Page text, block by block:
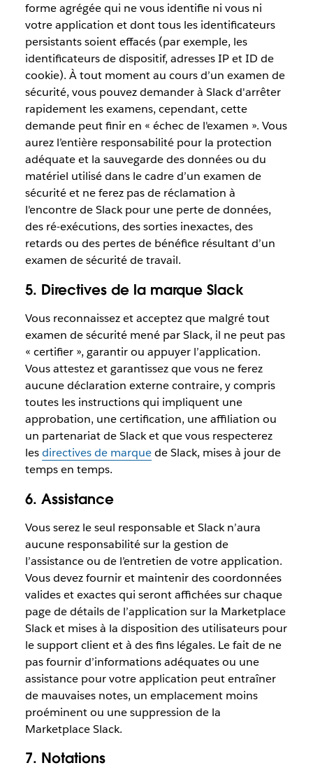
forme agrégée qui ne vous identifie ni vous ni
votre application et dont tous les identificateurs
persistants soient effacés (par exemple, les
identificateurs de dispositif, adresses IP et ID de
cookie). À tout moment au cours d’un examen de
sécurité, vous pouvez demander à Slack d'arrêter
rapidement les examens, cependant, cette
demande peut finir en « échec de l'examen ». Vous
aurez l’entière responsabilité pour la protection
adéquate et la sauvegarde des données ou du
matériel utilisé dans le cadre d’un examen de
sécurité et ne ferez pas de réclamation à
l'encontre de Slack pour une perte de données,
des ré-exécutions, des sorties inexactes, des
retards ou des pertes de bénéfice résultant d’un
examen de sécurité de travail.
5. Directives de la marque Slack
Vous reconnaissez et acceptez que malgré tout
examen de sécurité mené par Slack, il ne peut pas
« certifier », garantir ou appuyer l’application.
Vous attestez et garantissez que vous ne ferez
aucune déclaration externe contraire, y compris
toutes les instructions qui impliquent une
approbation, une certification, une affiliation ou
un partenariat de Slack et que vous respecterez
lesdirectives de marquede Slack, mises à jour de
temps en temps.
6. Assistance
Vous serez le seul responsable et Slack n’aura
aucune responsabilité sur la gestion de
l’assistance ou de l’entretien de votre application.
Vous devez fournir et maintenir des coordonnées
valides et exactes qui seront affichées sur chaque
page de détails de l’application sur la Marketplace
Slack et mises à la disposition des utilisateurs pour
le support client et à des fins légales. Le fait de ne
pas fournir d’informations adéquates ou une
assistance pour votre application peut entraîner
de mauvaises notes, un emplacement moins
proéminent ou une suppression de la
Marketplace Slack.
7. Notations